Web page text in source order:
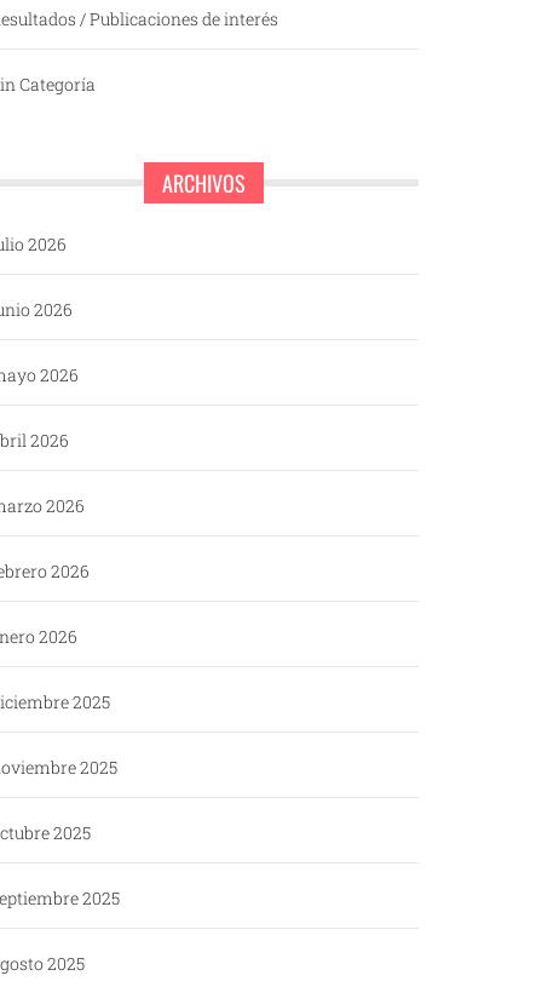
/ Publicaciones de interés
Categoría
ARCHIVOS
2026
2026
2026
2026
2026
2026
2026
2025
2025
2025
2025
2025